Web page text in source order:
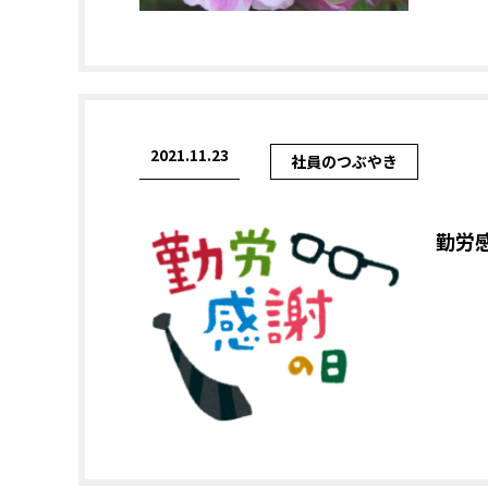
2021.11.23 社員のつぶやき
勤労